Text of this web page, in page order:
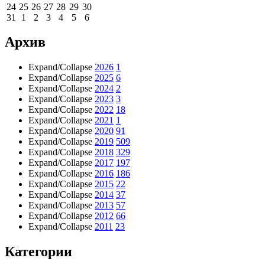
24 25 26 27 28 29 30
31
1 2 3 4 5 6
Архив
Expand/Collapse 2026 1
Expand/Collapse 2025 6
Expand/Collapse 2024 2
Expand/Collapse 2023 3
Expand/Collapse 2022 18
Expand/Collapse 2021 1
Expand/Collapse 2020 91
Expand/Collapse 2019 509
Expand/Collapse 2018 329
Expand/Collapse 2017 197
Expand/Collapse 2016 186
Expand/Collapse 2015 22
Expand/Collapse 2014 37
Expand/Collapse 2013 57
Expand/Collapse 2012 66
Expand/Collapse 2011 23
Категории